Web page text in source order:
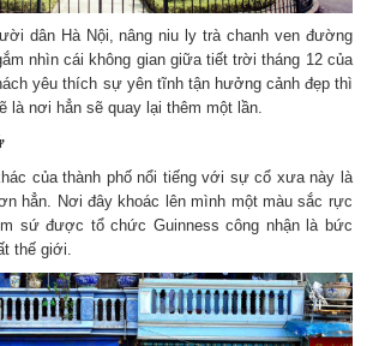
dân Hà Nội, nâng niu ly trà chanh ven đường
nhìn cái không gian giữa tiết trời tháng 12 của
yêu thích sự yên tĩnh tận hưởng cảnh đẹp thì
là nơi hẳn sẽ quay lại thêm một lần.
của thành phố nổi tiếng với sự cổ xưa này là
hẳn. Nơi đây khoác lên mình một màu sắc rực
sứ được tổ chức Guinness công nhận là bức
thế giới.